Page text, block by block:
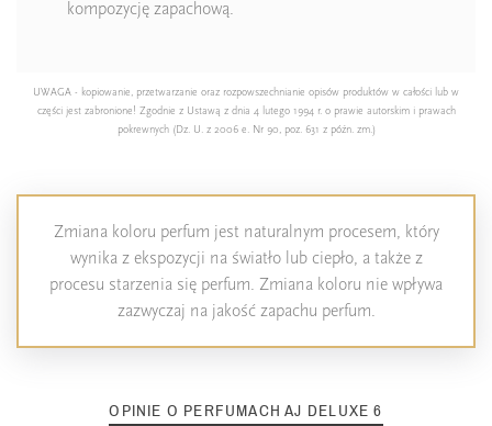
kompozycję zapachową.
UWAGA - kopiowanie, przetwarzanie oraz rozpowszechnianie opisów produktów w całości lub w
części jest zabronione! Zgodnie z Ustawą z dnia 4 lutego 1994 r. o prawie autorskim i prawach
pokrewnych (Dz. U. z 2006 e. Nr 90, poz. 631 z późn. zm.)
Zmiana koloru perfum jest naturalnym procesem, który
wynika z ekspozycji na światło lub ciepło, a także z
procesu starzenia się perfum. Zmiana koloru nie wpływa
zazwyczaj na jakość zapachu perfum.
OPINIE O PERFUMACH AJ DELUXE 6